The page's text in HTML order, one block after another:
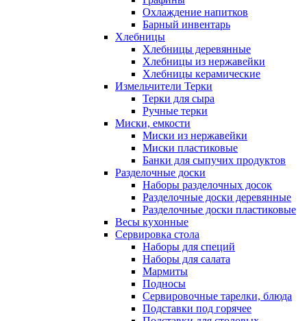
Охлаждение напитков
Барный инвентарь
Хлебницы
Хлебницы деревянные
Хлебницы из нержавейки
Хлебницы керамические
Измельчители Терки
Терки для сыра
Ручные терки
Миски, емкости
Миски из нержавейки
Миски пластиковые
Банки для сыпучих продуктов
Разделочные доски
Наборы разделочных досок
Разделочные доски деревянные
Разделочные доски пластиковые
Весы кухонные
Сервировка стола
Наборы для специй
Наборы для салата
Мармиты
Подносы
Сервировочные тарелки, блюда
Подставки под горячее